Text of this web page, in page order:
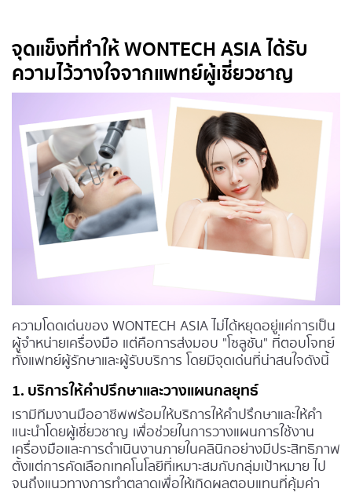
จุดแข็งที่ทำให้ WONTECH ASIA ได้รับ
ความไว้วางใจจากแพทย์ผู้เชี่ยวชาญ
ความโดดเด่นของ WONTECH ASIA ไม่ได้หยุดอยู่แค่การเป็น
ผู้จำหน่ายเครื่องมือ แต่คือการส่งมอบ "โซลูชัน" ที่ตอบโจทย์
ทั้งแพทย์ผู้รักษาและผู้รับบริการ โดยมีจุดเด่นที่น่าสนใจดังนี้
1. บริการให้คำปรึกษาและวางแผนกลยุทธ์
เรามีทีมงานมืออาชีพพร้อมให้บริการให้คำปรึกษาและให้คำ
แนะนำโดยผู้เชี่ยวชาญ เพื่อช่วยในการวางแผนการใช้งาน
เครื่องมือและการดำเนินงานภายในคลินิกอย่างมีประสิทธิภาพ
ตั้งแต่การคัดเลือกเทคโนโลยีที่เหมาะสมกับกลุ่มเป้าหมาย ไป
จนถึงแนวทางการทำตลาดเพื่อให้เกิดผลตอบแทนที่คุ้มค่า